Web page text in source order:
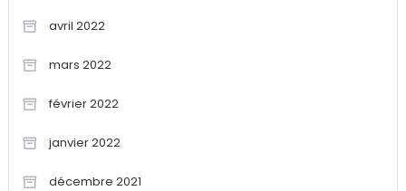
avril 2022
mars 2022
février 2022
janvier 2022
décembre 2021